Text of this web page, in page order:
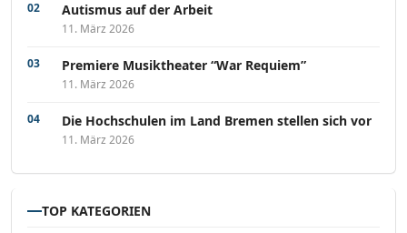
Autismus auf der Arbeit
11. März 2026
Premiere Musiktheater “War Requiem”
11. März 2026
Die Hochschulen im Land Bremen stellen sich vor
11. März 2026
TOP KATEGORIEN